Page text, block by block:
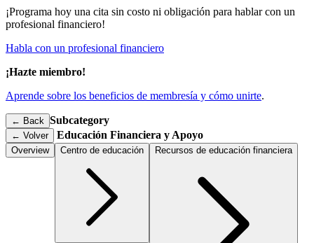
¡Programa hoy una cita sin costo ni obligación para hablar con un
profesional financiero!
Habla con un profesional financiero
¡Hazte miembro!
Aprende sobre los beneficios de membresía y cómo unirte.
← Back Subcategory
← Volver Educación Financiera y Apoyo
Overview Centro de educación Recursos de educación financiera